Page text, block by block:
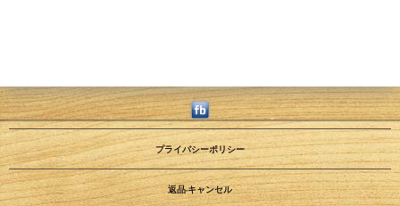
プライバシーポリシー
返品·キャンセル